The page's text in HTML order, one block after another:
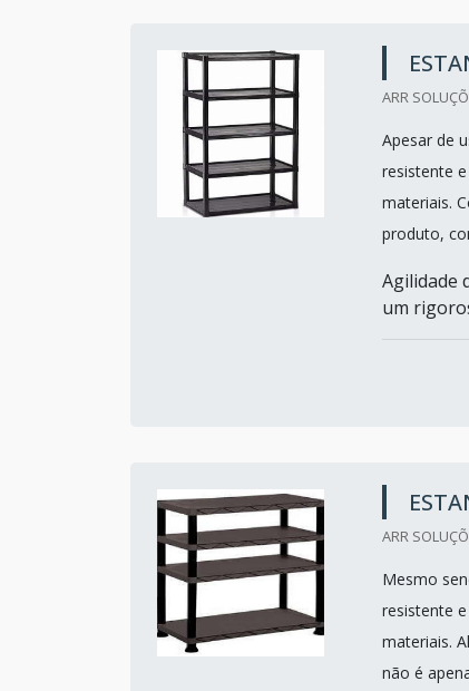
ARR
Apesar de
resistente
materiais.
produto,
Agilidade
um
ARR
Mesmo
resistente
materiais.
não é